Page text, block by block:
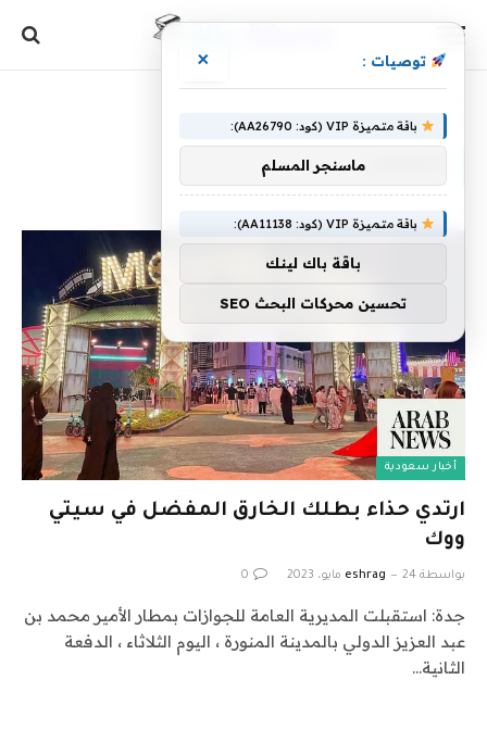
المفضل
أخبار سعودية
ارتدي حذاء بطلك الخارق المفضل في سيتي
ووك
بواسطة eshrag 24 مايو، 2023 0
جدة: استقبلت المديرية العامة للجوازات بمطار الأمير محمد بن
عبد العزيز الدولي بالمدينة المنورة ، اليوم الثلاثاء ، الدفعة
الثانية…
توصيات : ×
باقة متميزة VIP (كود: AA26790):
ماسنجر المسلم
باقة متميزة VIP (كود: AA11138):
باقة باك لينك
تحسين محركات البحث SEO